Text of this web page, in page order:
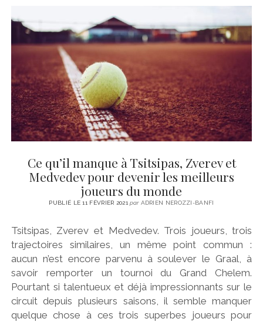
Ce qu’il manque à Tsitsipas, Zverev et
Medvedev pour devenir les meilleurs
joueurs du monde
PUBLIÉ LE 11 FÉVRIER 2021parADRIEN NEROZZI-BANFI
Tsitsipas, Zverev et Medvedev. Trois joueurs, trois
trajectoires similaires, un même point commun :
aucun n’est encore parvenu à soulever le Graal, à
savoir remporter un tournoi du Grand Chelem.
Pourtant si talentueux et déjà impressionnants sur le
circuit depuis plusieurs saisons, il semble manquer
quelque chose à ces trois superbes joueurs pour